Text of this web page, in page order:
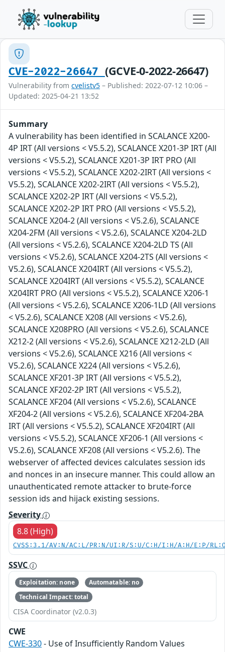
CVE-2022-26647 (GCVE-0-2022-26647)
Vulnerability from cvelistv5 – Published: 2022-07-12 10:06 –
Updated: 2025-04-21 13:52
Summary
A vulnerability has been identified in SCALANCE X200-
4P IRT (All versions < V5.5.2), SCALANCE X201-3P IRT (All
versions < V5.5.2), SCALANCE X201-3P IRT PRO (All
versions < V5.5.2), SCALANCE X202-2IRT (All versions <
V5.5.2), SCALANCE X202-2IRT (All versions < V5.5.2),
SCALANCE X202-2P IRT (All versions < V5.5.2),
SCALANCE X202-2P IRT PRO (All versions < V5.5.2),
SCALANCE X204-2 (All versions < V5.2.6), SCALANCE
X204-2FM (All versions < V5.2.6), SCALANCE X204-2LD
(All versions < V5.2.6), SCALANCE X204-2LD TS (All
versions < V5.2.6), SCALANCE X204-2TS (All versions <
V5.2.6), SCALANCE X204IRT (All versions < V5.5.2),
SCALANCE X204IRT (All versions < V5.5.2), SCALANCE
X204IRT PRO (All versions < V5.5.2), SCALANCE X206-1
(All versions < V5.2.6), SCALANCE X206-1LD (All versions
< V5.2.6), SCALANCE X208 (All versions < V5.2.6),
SCALANCE X208PRO (All versions < V5.2.6), SCALANCE
X212-2 (All versions < V5.2.6), SCALANCE X212-2LD (All
versions < V5.2.6), SCALANCE X216 (All versions <
V5.2.6), SCALANCE X224 (All versions < V5.2.6),
SCALANCE XF201-3P IRT (All versions < V5.5.2),
SCALANCE XF202-2P IRT (All versions < V5.5.2),
SCALANCE XF204 (All versions < V5.2.6), SCALANCE
XF204-2 (All versions < V5.2.6), SCALANCE XF204-2BA
IRT (All versions < V5.5.2), SCALANCE XF204IRT (All
versions < V5.5.2), SCALANCE XF206-1 (All versions <
V5.2.6), SCALANCE XF208 (All versions < V5.2.6). The
webserver of affected devices calculates session ids
and nonces in an insecure manner. This could allow an
unauthenticated remote attacker to brute-force
session ids and hijack existing sessions.
Severity
8.8 (High)
CVSS:3.1/AV:N/AC:L/PR:N/UI:R/S:U/C:H/I:H/A:H/E:P/
SSVC
Exploitation: none
Automatable: no
Technical Impact: total
CISA Coordinator (v2.0.3)
CWE
CWE-330- Use of Insufficiently Random Values